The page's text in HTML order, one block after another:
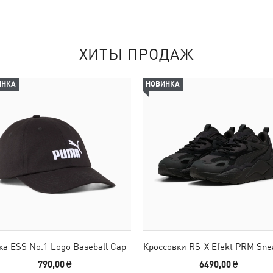
ХИТЫ ПРОДАЖ
ESS No.1 Logo Baseball Cap
790,00 ₴
НОВИНКА
Кроссовки RS-X Efekt PRM
6490,00 ₴